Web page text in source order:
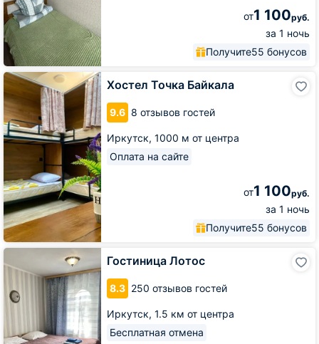
от1 100руб.
за 1 ночь
Получите55 бонусов
Хостел Точка Байкала
9.6 8 отзывов гостей
Иркутск, 1000 м от центра
Оплата на сайте
от1 100руб.
за 1 ночь
Получите55 бонусов
Хостел
Точка
Байкала
Гостиница Лотос
8.3 250 отзывов гостей
Иркутск, 1.5 км от центра
Бесплатная отмена
Гостиница
Лотос